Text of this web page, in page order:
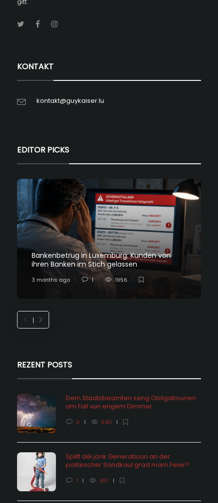
KONTAKT
kontakt@guykaiser.lu
EDITOR PICKS
Bankenbetrug in Luxemburg: Kunden von
ihren Banken im Stich gelassen
3 months ago 1 1956
REZENT POSTS
Dem Staatsbeamten seng Obligatiounen
am Fall vun engem Dimmer
0 540
Spillt déi jonk Generatioun an der
politescher Sandkaul grad mam Feier?
1 410